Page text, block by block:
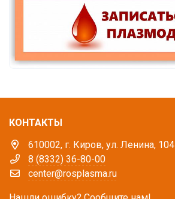
КОНТАКТЫ
610002, г. Киров, ул. Ленина, 104
8 (8332) 36-80-00
center@rosplasma.ru